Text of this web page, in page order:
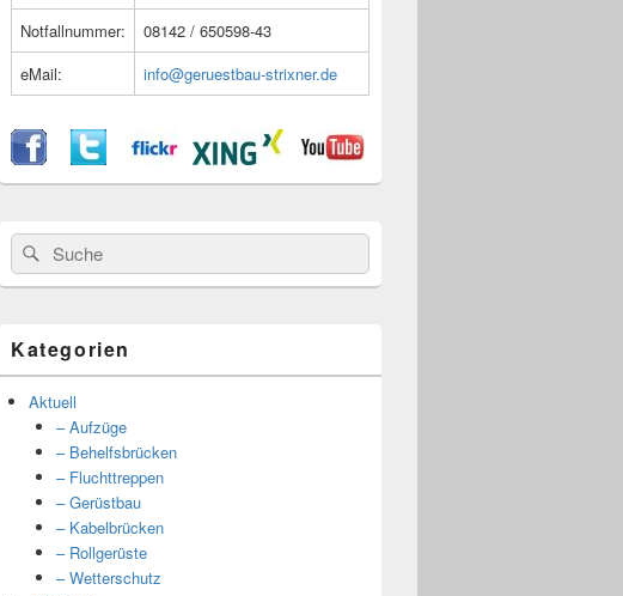
Notfallnummer:
08142 / 650598-43
eMail:
info@geruestbau-strixner.de
Suche
nach:
Kategorien
Aktuell
– Aufzüge
– Behelfsbrücken
– Fluchttreppen
– Gerüstbau
– Kabelbrücken
– Rollgerüste
– Wetterschutz